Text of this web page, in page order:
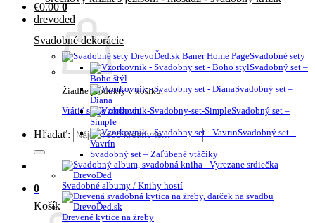
€0.00 0
Žiadne produkty v košíku.
Vrátiť sa do obchodu
Hľadať:
0
Košík
Svadobné dekorácie
Svadobné sety
Svadobný set –
Boho štýl
Svadobný set –
Diana
Svadobný set –
Simple
Svadobný set –
Vavrín
Svadobný set – Zaľúbené vtáčiky
Svadobné albumy / Knihy hostí
Drevené kytice na žreby